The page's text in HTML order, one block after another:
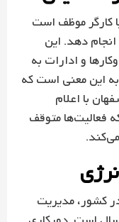
کارگر موظف است
دهد. این
و ادارات به
این معنی است که
با اعلام
فعالیت‌ها متوقف
کشور، مدیریت